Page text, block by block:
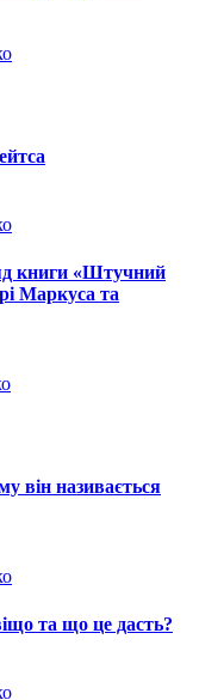
книги «Штучний
Маркуса та
він називається
та що це даcть?